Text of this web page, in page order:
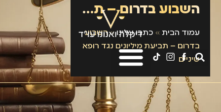
השבוע בדרום – תביעת מיליונים נגד רופא שיניים
עמוד הבית» כתבו עלינו»השבוע
בדרום – תביעת מיליונים נגד רופא
שיניים